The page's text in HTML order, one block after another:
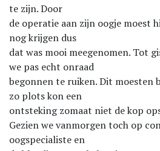
te zijn. Door
de operatie aan zijn oogje moest
nog krijgen dus
dat was mooi meegenomen. Tot
we pas echt onraad
begonnen te ruiken. Dit moesten
zo plots kon een
ontsteking zomaat niet de kop
Gezien we vanmorgen toch op
oogspecialiste en